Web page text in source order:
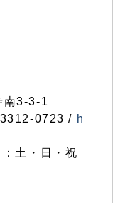
3-3-1
0723 / h
土・日・祝